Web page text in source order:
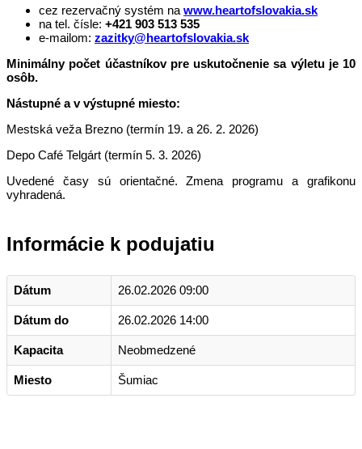
cez rezervačný systém na www.heartofslovakia.sk
na tel. čísle: +421 903 513 535
e-mailom: zazitky@heartofslovakia.sk
Minimálny počet účastníkov pre uskutočnenie sa výletu je 10
osôb.
Nástupné a v výstupné miesto:
Mestská veža Brezno (termín 19. a 26. 2. 2026)
Depo Café Telgárt (termín 5. 3. 2026)
Uvedené časy sú orientačné. Zmena programu a grafikonu
vyhradená.
Informácie k podujatiu
Dátum 26.02.2026 09:00
Dátum do 26.02.2026 14:00
Kapacita Neobmedzené
Miesto Šumiac